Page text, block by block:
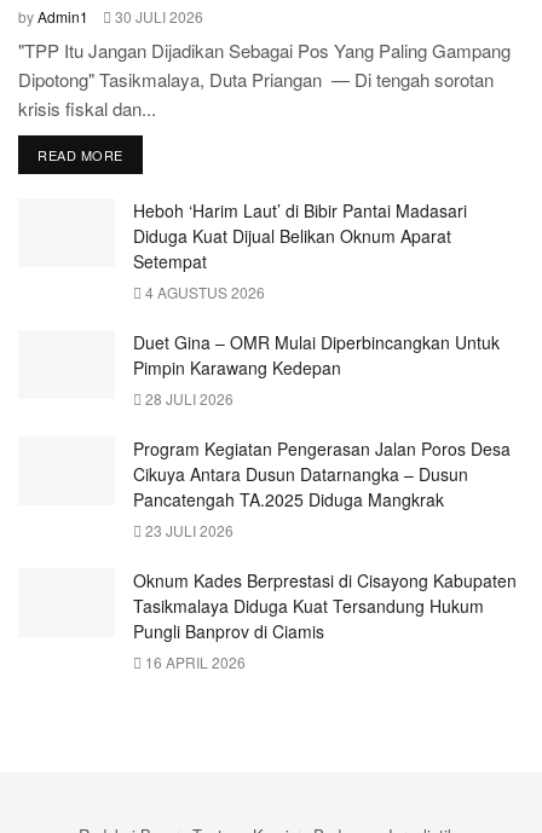
byAdmin1 30 JULI 2026
"TPP Itu Jangan Dijadikan Sebagai Pos Yang Paling Gampang
Dipotong" Tasikmalaya, Duta Priangan — Di tengah sorotan
krisis fiskal dan...
READ MORE
Heboh ‘Harim Laut’ di Bibir Pantai Madasari
Diduga Kuat Dijual Belikan Oknum Aparat
Setempat
4 AGUSTUS 2026
Duet Gina – OMR Mulai Diperbincangkan Untuk
Pimpin Karawang Kedepan
28 JULI 2026
Program Kegiatan Pengerasan Jalan Poros Desa
Cikuya Antara Dusun Datarnangka – Dusun
Pancatengah TA.2025 Diduga Mangkrak
23 JULI 2026
Oknum Kades Berprestasi di Cisayong Kabupaten
Tasikmalaya Diduga Kuat Tersandung Hukum
Pungli Banprov di Ciamis
16 APRIL 2026